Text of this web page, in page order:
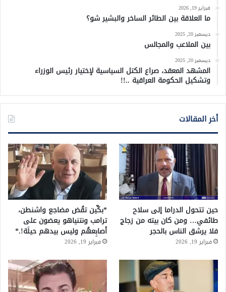
فبراير 19, 2026
ما العلاقة بين الطائر الساخر والبشير شو؟
ديسمبر 20, 2025
بين الملاعب والمجالس
ديسمبر 20, 2025
المشهد المعقد، صراع الكتل السياسية لإختيار رئيس الوزراء
وتشكيل الحكومة العراقية ..!!
أخر المقالات
حين تتحول الدراما إلى سلاح
طائفي… ومن كان بيته من زجاج
فلا يرشق الناس بالحجر
فبراير 19, 2026
*بكِّين تقُض مضاجع واشنطن،
ترامب ونتنياهو يعضون على
أصابِعهُم وليس بيدهم حيلَة!.*
فبراير 19, 2026